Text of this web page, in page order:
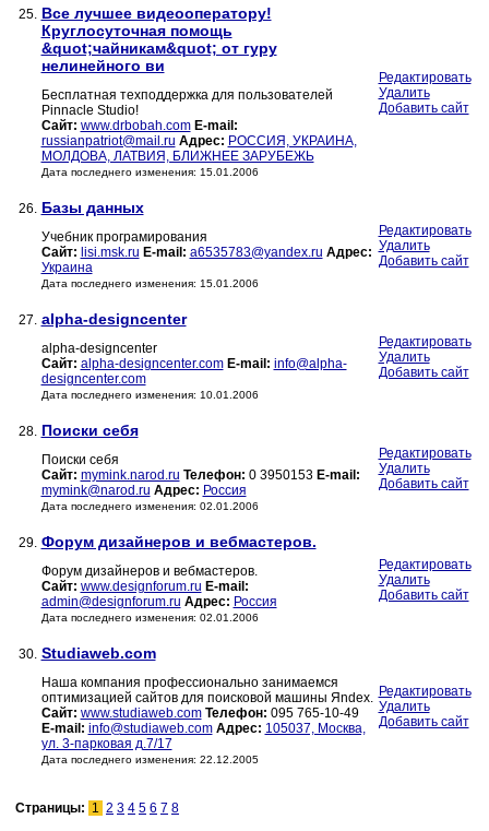
25. Все лучшее видеооператору!
Круглосуточная помощь
&quot;чайникам&quot; от гуру
нелинейного ви
Бесплатная техподдержка для пользователей
Pinnacle Studio!
Сайт: www.drbobah.com E-mail:
russianpatriot@mail.ru Адрес: РОССИЯ, УКРАИНА,
МОЛДОВА, ЛАТВИЯ, БЛИЖНЕЕ ЗАРУБЕЖЬ
Дата последнего изменения: 15.01.2006
Редактировать
Удалить
Добавить сайт
26. Базы данных
Учебник програмирования
Сайт: lisi.msk.ru E-mail: a6535783@yandex.ru Адрес:
Украина
Дата последнего изменения: 15.01.2006
Редактировать
Удалить
Добавить сайт
27. alpha-designcenter
alpha-designcenter
Сайт: alpha-designcenter.com E-mail: info@alpha-
designcenter.com
Дата последнего изменения: 10.01.2006
Редактировать
Удалить
Добавить сайт
28. Поиски себя
Поиски себя
Сайт: mymink.narod.ru Телефон: 0 3950153 E-mail:
mymink@narod.ru Адрес: Россия
Дата последнего изменения: 02.01.2006
Редактировать
Удалить
Добавить сайт
29. Форум дизайнеров и вебмастеров.
Форум дизайнеров и вебмастеров.
Сайт: www.designforum.ru E-mail:
admin@designforum.ru Адрес: Россия
Дата последнего изменения: 02.01.2006
Редактировать
Удалить
Добавить сайт
30. Studiaweb.com
Наша компания профессионально занимаемся
оптимизацией сайтов для поисковой машины Яndex.
Сайт: www.studiaweb.com Телефон: 095 765-10-49
E-mail: info@studiaweb.com Адрес: 105037, Москва,
ул. 3-парковая д.7/17
Дата последнего изменения: 22.12.2005
Редактировать
Удалить
Добавить сайт
Страницы: 1 2 3 4 5 6 7 8